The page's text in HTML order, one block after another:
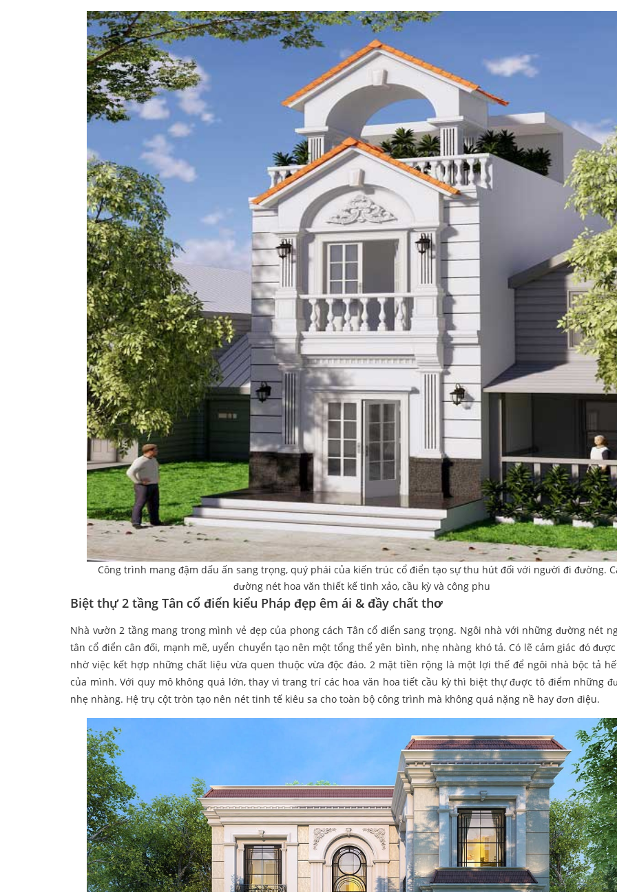
Công trình mang đậm dấu ấn sang trọng, quý phái của kiến trúc cổ điển tạo sự thu hút đối với người đi đường.
đường nét hoa văn thiết kế tinh xảo, cầu kỳ và công phu
Biệt thự 2 tầng Tân cổ điển kiểu Pháp đẹp êm ái & đầy chất thơ
Nhà vườn 2 tầng mang trong mình vẻ đẹp của phong cách Tân cổ điển sang trọng. Ngôi nhà với những đường nét
tân cổ điển cân đối, mạnh mẽ, uyển chuyển tạo nên một tổng thể yên bình, nhẹ nhàng khó tả. Có lẽ cảm giác đó
nhờ việc kết hợp những chất liệu vừa quen thuộc vừa độc đáo. 2 mặt tiền rộng là một lợi thế để ngôi nhà bộc tả
của mình. Với quy mô không quá lớn, thay vì trang trí các hoa văn hoa tiết cầu kỳ thì biệt thự được tô điểm những
nhẹ nhàng. Hệ trụ cột tròn tạo nên nét tinh tế kiêu sa cho toàn bộ công trình mà không quá nặng nề hay đơn điệu.